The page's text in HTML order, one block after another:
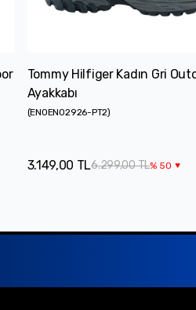
Tommy Hilfiger Kadın Gri
Ayakkabı
(EN0EN02926-PT2)
6.299,00 TL% 50
3.149,00 TL